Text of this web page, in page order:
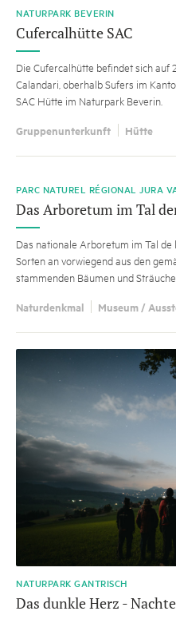
NATURPARK BEVERIN
Cufercalhütte SAC
Die Cufercalhütte befindet sich auf
Calandari, oberhalb Sufers im
SAC Hütte im Naturpark Beverin.
Gruppenunterkunft Hütte
PARC NATUREL RÉGIONAL JURA
Das Arboretum im Tal
Das nationale Arboretum im Tal de
Sorten an vorwiegend aus den
stammenden Bäumen und
Naturdenkmal Museum /
NATURPARK GANTRISCH
Das dunkle Herz -